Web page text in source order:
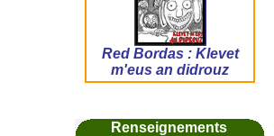
Red Bordas : Klevet
m'eus an didrouz
Renseignements